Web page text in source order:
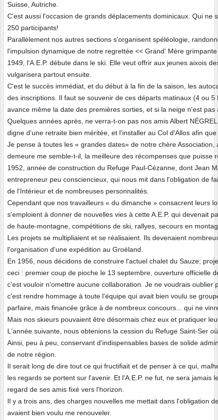
Suisse, Autriche.
C'est aussi l'occasion de grands déplacements dominicaux. Qui
250 participants!
Parallèlement nos autres sections s'organisent spéléologie,
l'impulsion dynamique de notre regrettée << Grand' Mère
1949, l'A.E.P. débute dans le ski. Elle veut offrir aux jeunes aixois
vulgarisera partout ensuite.
C'est le succès immédiat, et du début à la fin de la saison, les
des inscriptions. Il faut se souvenir de ces départs matinaux (4 ou
avance même la date des premières sorties, et si la neige n'est
Quelques années après, ne verra-t-on pas nos amis Albert
digne d'une retraite bien méritée, et l'installer au Col d'Allos afin
Je pense à toutes les « grandes dates» de notre chère
demeure me semble-t-il, la meilleure des récompenses que
1952, année de construction du Refuge Paul-Cézanne, dont Jean
entrepreneur peu consciencieux, qui nous mit dans l'obligation de
de l'Intérieur et de nombreuses personnalités.
Cependant que nos travailleurs « du dimanche » consacrent leurs
s'emploient à donner de nouvelles vies à cette A.E.P. qui devenait
de haute-montagne, compétitions de ski, rallyes, secours en
Les projets se multipliaient et se réalisaient. Ils devenaient
l'organisation d'une expédition au Groëland.
En 1956, nous décidons de construire l'actuel chalet du Sauze;
ceci : premier coup de pioche le 13 septembre, ouverture officielle
c'est vouloir n'omettre aucune collaboration. Je ne voudrais oublier
c'est rendre hommage à toute l'équipe qui avait bien voulu se
parfaire, mais financée grâce à de nombreux concours... qui ne
Mais nos skieurs pouvaient être désormais chez eux et pratiquer
L'année suivante, nous obtenions la cession du Refuge Saint-Ser
Ainsi, peu à peu, conservant d'indispensables bases de solide
de notre région.
Il serait long de dire tout ce qui fructifiait et de penser à ce qui,
les regards se portent sur l'avenir. Et l'A.E.P. ne fut, ne sera
regard de ses amis fixé vers l'horizon.
Il y a trois ans, des charges nouvelles me mettait dans l'obligation
avaient bien voulu me renouveler.